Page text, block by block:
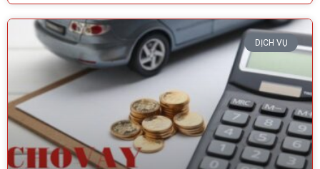
DỊCH VỤ